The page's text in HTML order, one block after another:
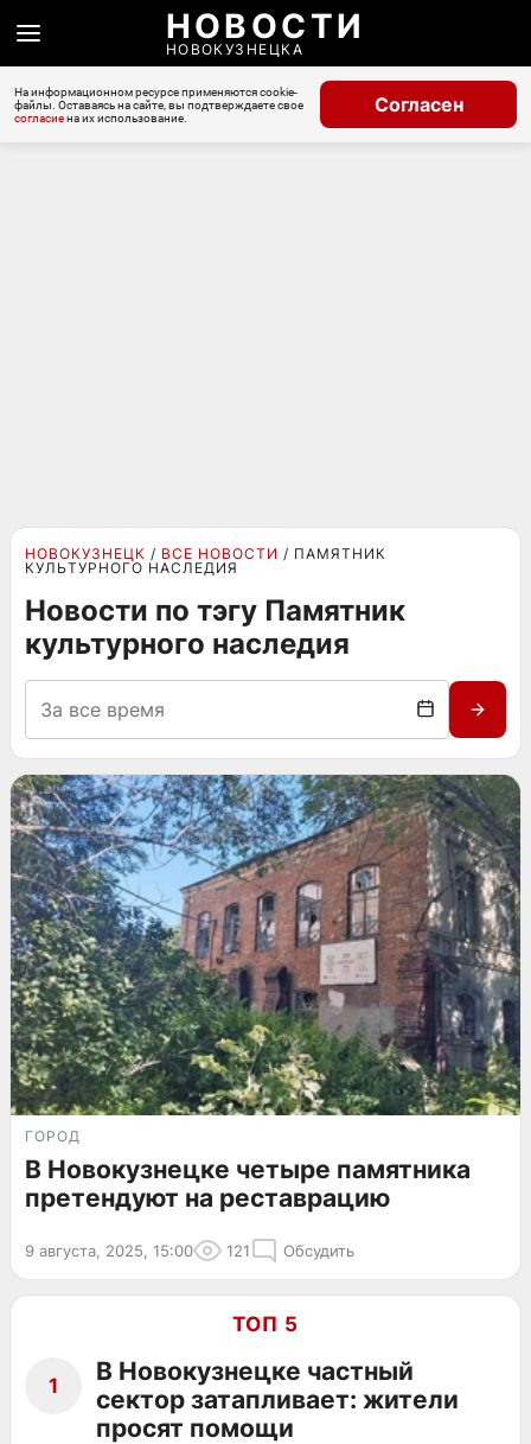
НОВОСТИ
НОВОКУЗНЕЦКА
На информационном ресурсе применяются cookie-
файлы. Оставаясь на сайте, вы подтверждаете свое
согласиена их использование.
Согласен
НОВОКУЗНЕЦК ВСЕ НОВОСТИ
ПАМЯТНИК
КУЛЬТУРНОГО НАСЛЕДИЯ
Новости по тэгу Памятник
культурного наследия
ГОРОД
В Новокузнецке четыре памятника
претендуют на реставрацию
9 августа, 2025, 15:00 121 Обсудить
ТОП 5
1
В Новокузнецке частный
сектор затапливает: жители
просят помощи